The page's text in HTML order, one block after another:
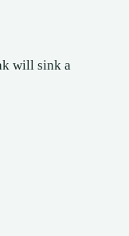
will sink a